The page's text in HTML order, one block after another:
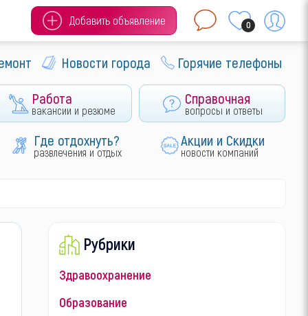
Добавить объявление 0
Новости города Горячие телефоны
Работа
вакансии и резюме
Справочная
вопросы и ответы
Где отдохнуть?
развлечения и отдых
Акции и Скидки
новости компаний
Рубрики
Здравоохранение
Образование